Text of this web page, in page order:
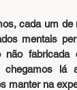
cada um
mentais
fabricada
lá
na